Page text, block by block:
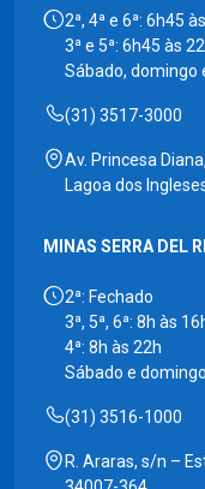
2ª, 4ª e 6ª: 6h45
3ª e 5ª: 6h45 às
Sábado, domingo
(31) 3517-3000
Av. Princesa
Lagoa dos
MINAS SERRA DEL
2ª: Fechado
3ª, 5ª, 6ª: 8h às
4ª: 8h às 22h
Sábado e
(31) 3516-1000
R. Araras, s/n –